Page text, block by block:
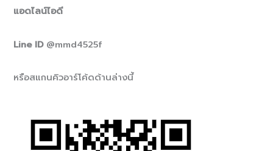
แอดไลน์ไอดี
Line ID @mmd4525f
หรือสแกนคิวอาร์โค้ดด้านล่างนี้